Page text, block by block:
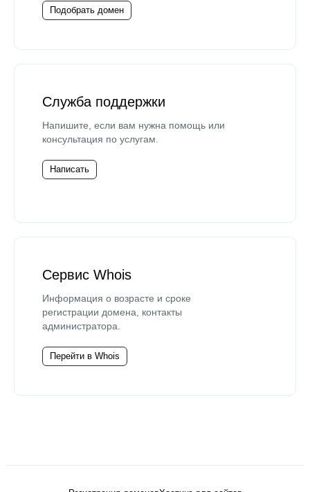
Подобрать домен
Служба поддержки
Напишите, если вам нужна помощь или
консультация по услугам.
Написать
Сервис Whois
Информация о возрасте и сроке
регистрации домена, контакты
администратора.
Перейти в Whois